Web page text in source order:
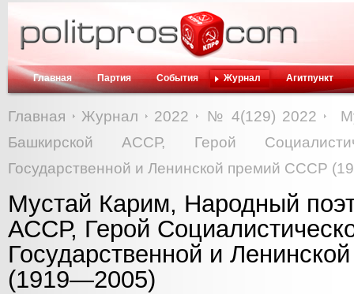
Главная Партия События Журнал Агитпункт
Главная Журнал 2022 № 4(129) 2022
Башкирской АССР, Герой
Государственной и Ленинской премий СССР
Мустай Карим, Народный
АССР, Герой
Государственной и
(1919—2005)